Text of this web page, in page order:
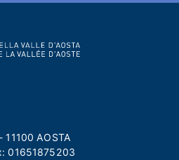
AOSTA
01651875203